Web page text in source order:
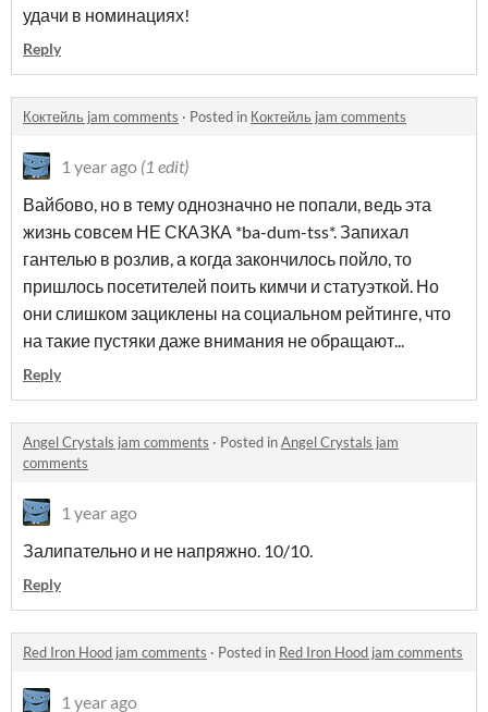
удачи в номинациях!
Reply
Коктейль jam comments · Posted in Коктейль jam comments
1 year ago (1 edit)
Вайбово, но в тему однозначно не попали, ведь эта
жизнь совсем НЕ СКАЗКА *ba-dum-tss*. Запихал
гантелью в розлив, а когда закончилось пойло, то
пришлось посетителей поить кимчи и статуэткой. Но
они слишком зациклены на социальном рейтинге, что
на такие пустяки даже внимания не обращают...
Reply
Angel Crystals jam comments · Posted inAngel Crystals jam
comments
1 year ago
Залипательно и не напряжно. 10/10.
Reply
Red Iron Hood jam comments · Posted in Red Iron Hood jam comments
1 year ago